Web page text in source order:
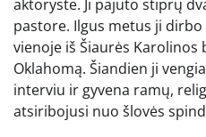
aktoryste. Ji pajuto stiprų
pastore. Ilgus metus ji
vienoje iš Šiaurės Karolinos
Oklahomą. Šiandien ji
interviu ir gyvena ramų,
atsiribojusi nuo šlovės